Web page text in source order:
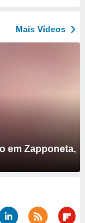
Mais Vídeos
em Zapponeta,